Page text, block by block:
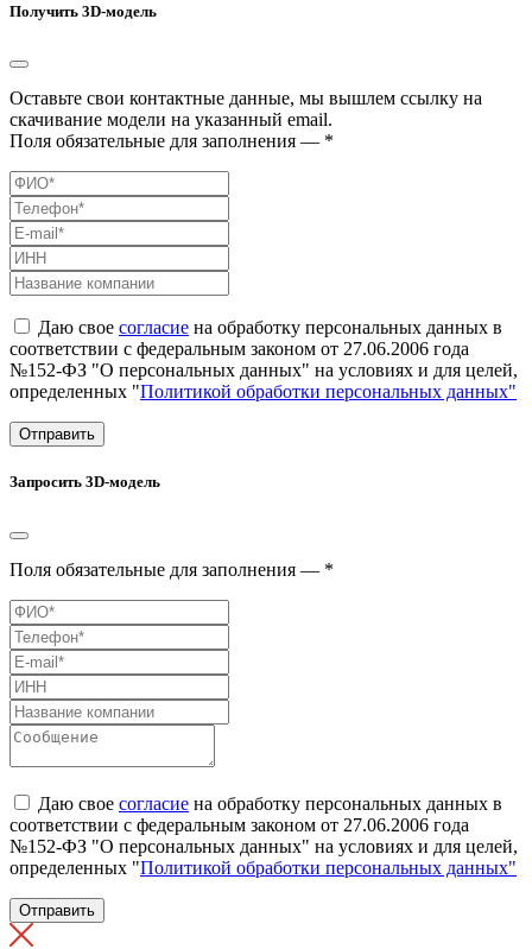
Получить 3D-модель
Оставьте свои контактные данные, мы вышлем ссылку на
скачивание модели на указанный email.
Поля обязательные для заполнения — *
Даю свое согласие на обработку персональных данных в
соответствии с федеральным законом от 27.06.2006 года
№152-ФЗ "О персональных данных" на условиях и для целей,
определенных "Политикой обработки персональных данных"
Отправить
Запросить 3D-модель
Поля обязательные для заполнения — *
Даю свое согласие на обработку персональных данных в
соответствии с федеральным законом от 27.06.2006 года
№152-ФЗ "О персональных данных" на условиях и для целей,
определенных "Политикой обработки персональных данных"
Отправить